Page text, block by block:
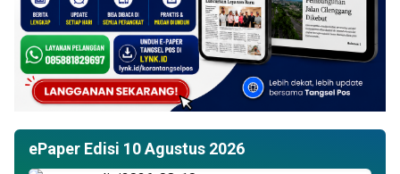
ePaper Edisi 10 Agustus 2026